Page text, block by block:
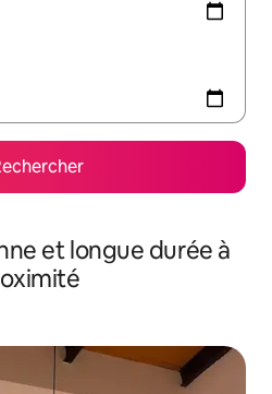
et longue durée à